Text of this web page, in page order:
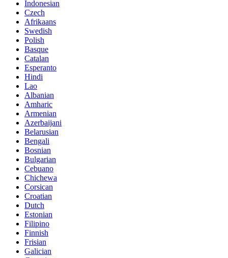
Indonesian
Czech
Afrikaans
Swedish
Polish
Basque
Catalan
Esperanto
Hindi
Lao
Albanian
Amharic
Armenian
Azerbaijani
Belarusian
Bengali
Bosnian
Bulgarian
Cebuano
Chichewa
Corsican
Croatian
Dutch
Estonian
Filipino
Finnish
Frisian
Galician